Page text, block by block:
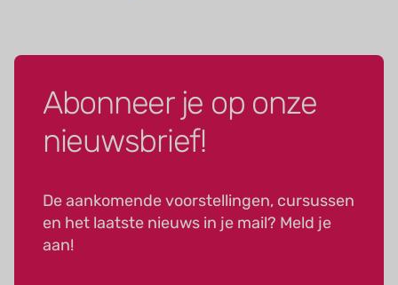
Abonneer je op onze
nieuwsbrief!
De aankomende voorstellingen, cursussen
en het laatste nieuws in je mail? Meld je
aan!